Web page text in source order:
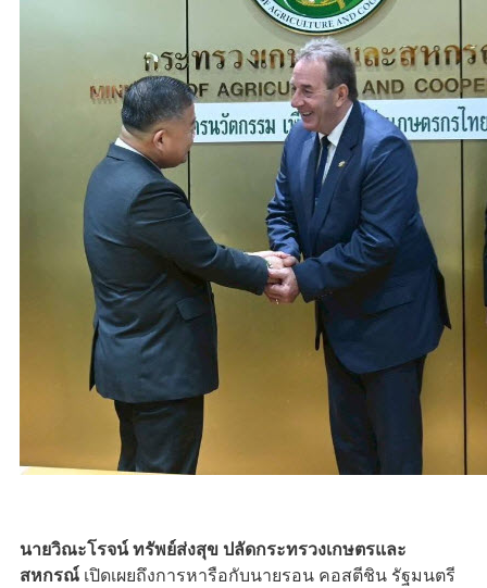
นายวิณะโรจน์ ทรัพย์ส่งสุข ปลัดกระทรวงเกษตรและ
สหกรณ์ เปิดเผยถึงการหารือกับนายรอน คอสตีชิน รัฐมนตรี